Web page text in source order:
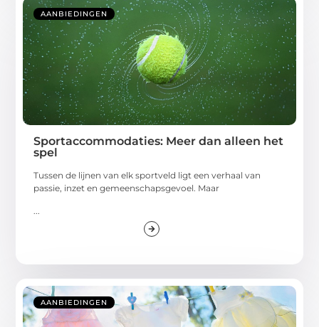
AANBIEDINGEN
Sportaccommodaties: Meer dan alleen het
spel
Tussen de lijnen van elk sportveld ligt een verhaal van
passie, inzet en gemeenschapsgevoel. Maar
...
AANBIEDINGEN